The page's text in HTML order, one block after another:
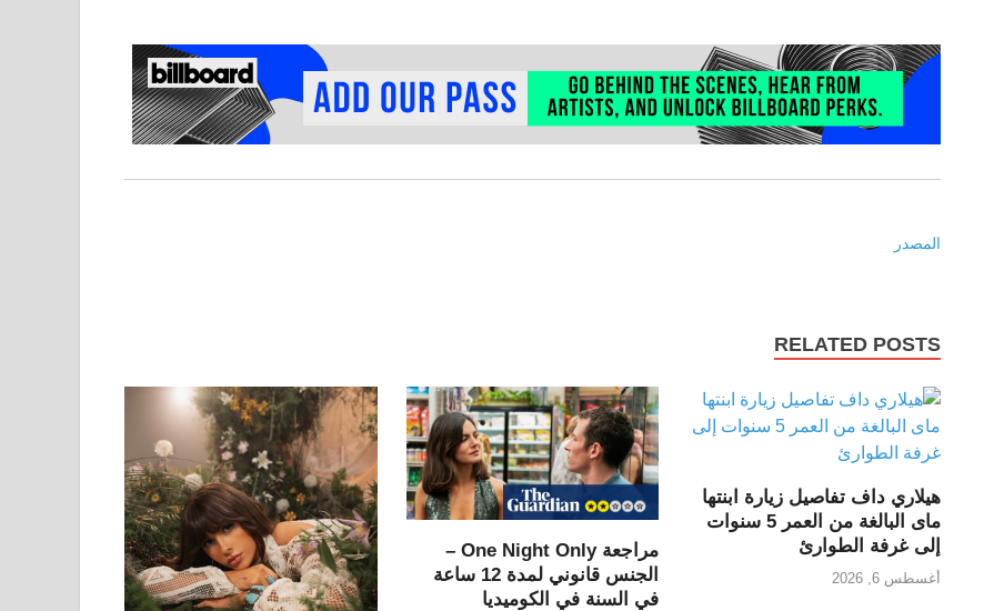
المصدر
RELATED POSTS
هيلاري داف تفاصيل زيارة ابنتها
ماى البالغة من العمر 5 سنوات
إلى غرفة الطوارئ
أغسطس 6, 2026
مراجعة One Night Only –
الجنس قانوني لمدة 12 ساعة
في السنة في الكوميديا